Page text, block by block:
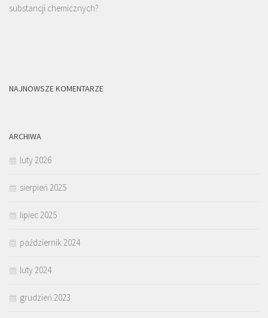
substancji chemicznych?
NAJNOWSZE KOMENTARZE
ARCHIWA
luty 2026
sierpień 2025
lipiec 2025
październik 2024
luty 2024
grudzień 2023